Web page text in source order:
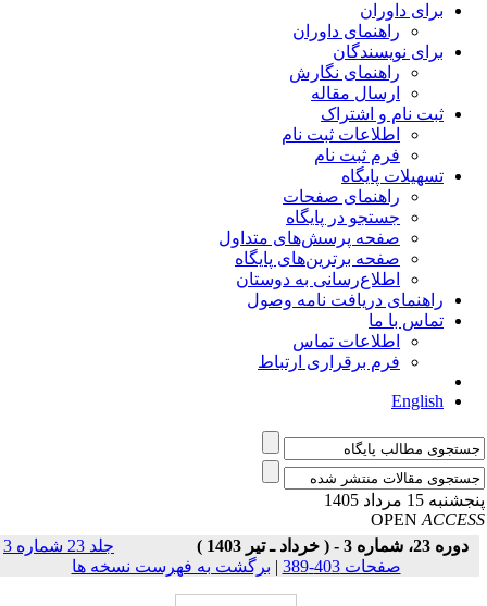
برای داوران
راهنمای داوران
برای نویسندگان
راهنمای نگارش
ارسال مقاله
ثبت نام و اشتراک
اطلاعات ثبت نام
فرم ثبت نام
تسهیلات پایگاه
راهنمای صفحات
جستجو در پایگاه
صفحه پرسش‌های متداول
صفحه برترین‌های پایگاه
اطلاع‌رسانی به دوستان
راهنمای دریافت نامه وصول
تماس با ما
اطلاعات تماس
فرم برقراری ارتباط
English
15 مرداد 1405
OPEN
دوره 23، شماره 3 - ( خرداد ـ تیر 1403 )
جلد 23 شماره 3
صفحات 403-389
|برگشت به فهرست نسخه ها